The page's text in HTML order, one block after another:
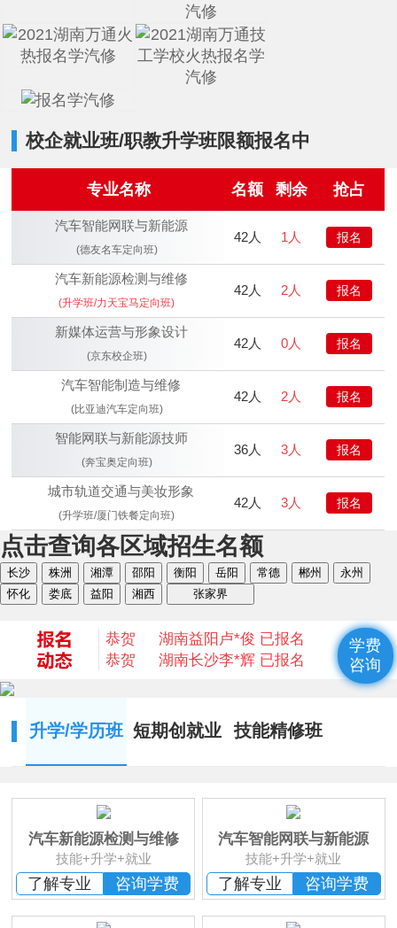
校企就业班/职教升学班限额报名中
专业名称 名额 剩余 抢占
汽车智能网联与新能源
(德友名车定向班)
42人 1人 报名
汽车新能源检测与维修
(升学班/力天宝马定向班)
42人 2人 报名
新媒体运营与形象设计
(京东校企班)
42人 0人 报名
汽车智能制造与维修
(比亚迪汽车定向班)
42人 2人 报名
智能网联与新能源技师
(奔宝奥定向班)
36人 3人 报名
城市轨道交通与美妆形象
(升学班/厦门铁餐定向班)
42人 3人 报名
点击查询各区域招生名额
长沙 株洲 湘潭 邵阳 衡阳 岳阳 常德 郴州
永州
怀化
娄底 益阳 湘西 张家界
恭贺 湖南衡阳何* 已报名
恭贺
湖南益阳陈* 已报名
恭贺
湖南湘西何*凡 已报名
恭贺
湖南长沙 李*辉 已报名
恭贺
湖南邵阳杨*成 已报名
恭贺
湖南衡阳谢光平 已报名
恭贺
恭贺
何*凡 已报名
恭贺
湖南益阳卢*俊 已报名
恭贺
李*辉 已报名
恭贺
湖南邵阳杨*成 已报名
恭贺
湖南郴州刘* 已报名
恭贺
湖南益阳苏*琮 已报名
升学/学历班 短期创就业
班
技能精修班
汽车新能源检测与维修
技能+升学+就业
了解专业 咨询学费
汽车智能网联与新能源
技能+升学+就业
了解专业 咨询学费
学费
咨询